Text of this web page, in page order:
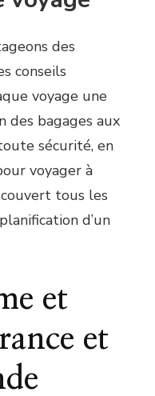
des
conseils
voyage une
des bagages aux
sécurité, en
voyager à
tous les
d’un
et
et